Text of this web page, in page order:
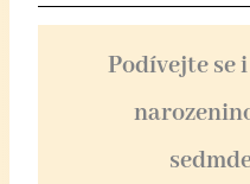
Podívejte se